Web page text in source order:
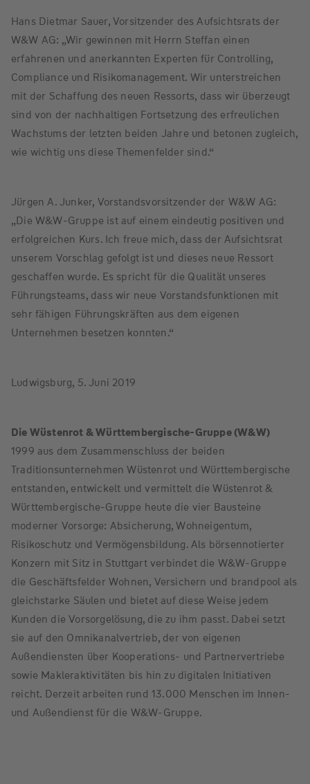
Hans Dietmar Sauer, Vorsitzender des Aufsichtsrats der
W&W AG: „Wir gewinnen mit Herrn Steffan einen
erfahrenen und anerkannten Experten für Controlling,
Compliance und Risikomanagement. Wir unterstreichen
mit der Schaffung des neuen Ressorts, dass wir überzeugt
sind von der nachhaltigen Fortsetzung des erfreulichen
Wachstums der letzten beiden Jahre und betonen zugleich,
wie wichtig uns diese Themenfelder sind.“
Jürgen A. Junker, Vorstandsvorsitzender der W&W AG:
„Die W&W-Gruppe ist auf einem eindeutig positiven und
erfolgreichen Kurs. Ich freue mich, dass der Aufsichtsrat
unserem Vorschlag gefolgt ist und dieses neue Ressort
geschaffen wurde. Es spricht für die Qualität unseres
Führungsteams, dass wir neue Vorstandsfunktionen mit
sehr fähigen Führungskräften aus dem eigenen
Unternehmen besetzen konnten.“
Ludwigsburg, 5. Juni 2019
Die Wüstenrot & Württembergische-Gruppe (W&W)
1999 aus dem Zusammenschluss der beiden
Traditionsunternehmen Wüstenrot und Württembergische
entstanden, entwickelt und vermittelt die Wüstenrot &
Württembergische-Gruppe heute die vier Bausteine
moderner Vorsorge: Absicherung, Wohneigentum,
Risikoschutz und Vermögensbildung. Als börsennotierter
Konzern mit Sitz in Stuttgart verbindet die W&W-Gruppe
die Geschäftsfelder Wohnen, Versichern und brandpool als
gleichstarke Säulen und bietet auf diese Weise jedem
Kunden die Vorsorgelösung, die zu ihm passt. Dabei setzt
sie auf den Omnikanalvertrieb, der von eigenen
Außendiensten über Kooperations- und Partnervertriebe
sowie Makleraktivitäten bis hin zu digitalen Initiativen
reicht. Derzeit arbeiten rund 13.000 Menschen im Innen-
und Außendienst für die W&W-Gruppe.